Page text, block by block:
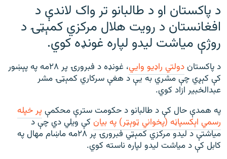
موږ وڅارئ
د ازادې اروپا راډیو ټولې ووبپاڼې
د پاکستان او د طالبانو تر واک لاندې د
افغانستان د رویت هلال مرکزي کمېټۍ د
روژې میاشت لیدو لپاره غونډه کوي.
د پاکستاندولتي راډیو وايي
، غونډه د فبرورۍ پر ۲۸مه په پېښور
کې کېږي چې مشري به یې د هغې سرکاري کمېټۍ مشر
عبدالخبیر ازاد کوي.
په همدې حال کې د طالبانو د حکومت سترې محکمې پر خپله
رسمي اېکسپاڼه (پخواني ټوېټر) په بیان کې ویلي دي چې د
میاشتې د لیدو مرکزي کمېټي فبرورۍ پر ۲۸مه ماښام مهال په
کابل کې د میاشت لیدو لپاره ناسته کوي.